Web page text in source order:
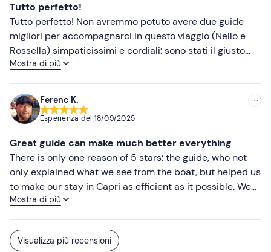
Tutto perfetto!
Tutto perfetto! Non avremmo potuto avere due guide
migliori per accompagnarci in questo viaggio (Nello e
Rossella) simpaticissimi e cordiali: sono stati il giusto
mix di simpatia, cultura e leggerezza. Abbiamo passato
meraviglia dell’isola che ci è rimasta enormemente
impressa. Raccomando a tutti questa bellissima
esperienza.
Mostra di più
Ferenc K.
Esperienza del 18/09/2025
Great guide can make much better everything
There is only one reason of 5 stars: the guide, who not
only explained what we see from the boat, but helped us
to make our stay in Capri as efficient as it possible. We
have already planned everything (what to see, where to
was much faster than our schedule. Capri without him
would have been a disappointment.
Mostra di più
Visualizza più recensioni